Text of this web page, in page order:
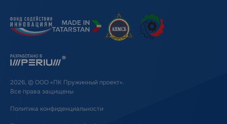
2026, © ООО «ПК Пружинный проект».
Все права защищены
Политика конфиденциальности